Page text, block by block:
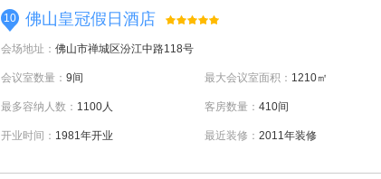
10 佛山皇冠假日酒店
会场地址： 佛山市禅城区汾江中路118号
会议室数量： 9间 最大会议室面积： 1210㎡
最多容纳人数： 1100人 客房数量： 410间
开业时间： 1981年开业 最近装修： 2011年装修